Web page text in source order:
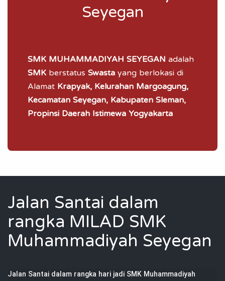
Seyegan
SMK MUHAMMADIYAH SEYEGAN adalah
SMK berstatus Swasta yang berlokasi di
Alamat Krapyak, Kelurahan Margoagung,
Kecamatan Seyegan, Kabupaten Sleman,
Propinsi Daerah Istimewa Yogyakarta
Jalan Santai dalam
rangka MILAD SMK
Muhammadiyah Seyegan
Jalan Santai dalam rangka hari jadi SMK Muhammadiyah